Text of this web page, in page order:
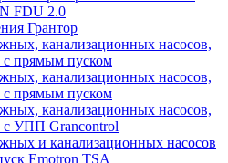
FDU 2.0
Грантор
канализационных насосов,
с прямым пуском
канализационных насосов,
с прямым пуском
канализационных насосов,
с УПП Grancontrol
и канализационных насосов
Emotron TSA